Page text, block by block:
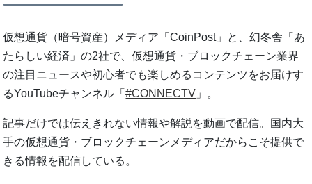
仮想通貨（暗号資産）メディア「CoinPost」と、幻冬舎「あ
たらしい経済」の2社で、仮想通貨・ブロックチェーン業界
の注目ニュースや初心者でも楽しめるコンテンツをお届けす
るYouTubeチャンネル「#CONNECTV 」。
記事だけでは伝えきれない情報や解説を動画で配信。国内大
手の仮想通貨・ブロックチェーンメディアだからこそ提供で
きる情報を配信している。